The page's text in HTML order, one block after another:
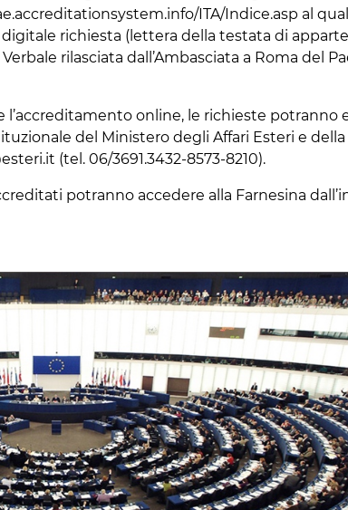
ITA/Indice.asp al
richiesta (lettera della testata di
rilasciata dall’Ambasciata a Roma del
online, le richieste potranno
del Ministero degli Affari Esteri e
(tel. 06/3691.3432-8573-8210).
potranno accedere alla Farnesina